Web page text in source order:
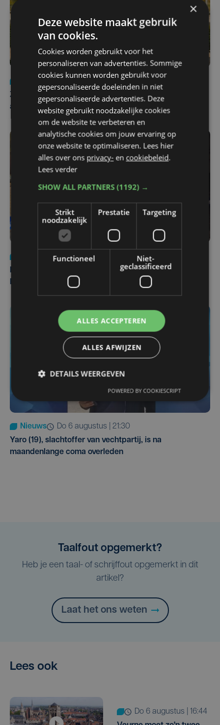
za 1 augustus | 17:21
Zwaar ongeval op E403 in Izegem: drie rijstroken
afgesloten
di 4 augustus | 09:32
Man en vrouw dood aangetroffen in woning in Sint-
Pieters Brugge
Nieuws
do 6 augustus | 21:30
Yaro (19), slachtoffer van vechtpartij, is na
maandenlange coma overleden
Taalfout opgemerkt?
Heb je een taal- of schrijffout opgemerkt in dit
artikel?
Laat het ons weten
Lees ook
do 6 augustus | 16:44
×
Deze website maakt gebruik
van cookies.
Cookies worden gebruikt voor het
personaliseren van advertenties. Sommige
cookies kunnen worden gebruikt voor
gepersonaliseerde doeleinden in niet
gepersonaliseerde advertenties. Deze
website gebruikt noodzakelijke cookies
om de website te verbeteren en
analytische cookies om jouw ervaring op
onze website te optimaliseren. Lees hier
alles over ons privacy- en cookiebeleid.
Lees verder
SHOW ALL PARTNERS(1192) →
Strikt
noodzakelijk
Prestatie Targeting
Functioneel
Niet-
geclassificeerd
ALLES ACCEPTEREN
ALLES AFWIJZEN
DETAILS WEERGEVEN
POWERED BY COOKIESCRIPT